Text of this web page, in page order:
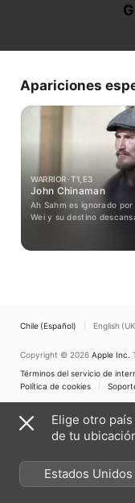
Apariciones
WARRIOR · T1, E3
John Chinaman
Ah Sahm es ignorado por
Wei y su destino
Chile (Español) English
Copyright © 2026 Apple Inc.
Términos del servicio de
Política de cookies
Elige otro
de tu
Estados Unidos
México)